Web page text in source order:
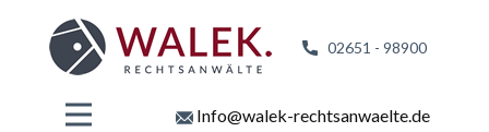
02651 - 98900
Info@walek-rechtsanwaelte.de